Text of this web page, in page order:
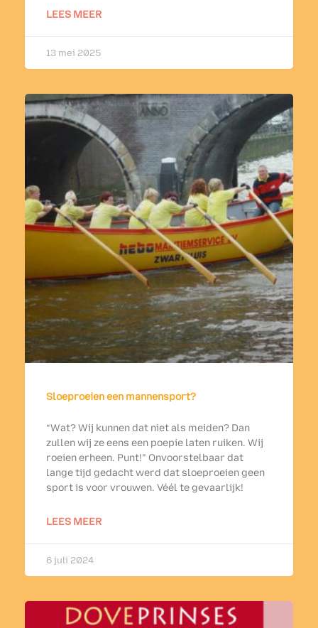
LEES MEER
13 mei 2025
Sloeproeien een mannensport?
“Wat? Wij kunnen dat niet als meiden? Dan
zullen wij ze eens een poepie laten ruiken. Wij
roeien erheen. Punt!” Onvoorstelbaar dat
lange tijd gedacht werd dat sloeproeien geen
sport is voor vrouwen. Véél te gevaarlijk!
LEES MEER
6 juli 2024